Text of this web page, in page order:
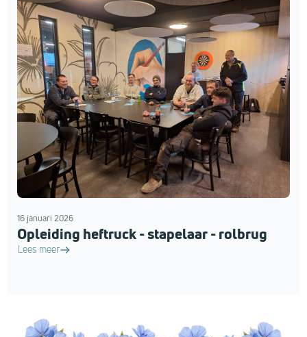
16 januari 2026
Opleiding heftruck - stapelaar - rolbrug
Lees meer